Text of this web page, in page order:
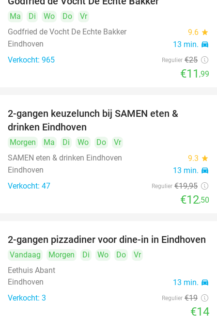
Ma Di Wo Do
Vr
Godfried de Vocht De Echte Bakker
9.6 star
Eindhoven 13 min. directions_car
Verkocht: 965 Regulier €25
€11 ,99
2-gangen keuzelunch bij SAMEN eten &
drinken Eindhoven
Morgen Ma Di Wo Do
Vr
SAMEN eten & drinken Eindhoven
9.3 star
Eindhoven 13 min. directions_car
Verkocht: 47 Regulier €19,95
€12,50
26%
2-gangen pizzadiner voor dine-in in Eindhoven
Vandaag Morgen Di Wo Do
Vr
Eethuis Abant
Eindhoven
13 min. directions_car
Verkocht: 3 Regulier €19
€14